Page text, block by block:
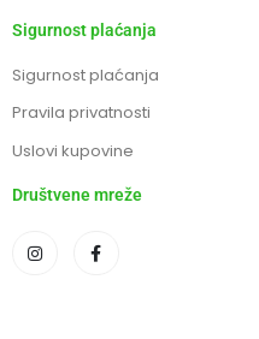
Sigurnost plaćanja
Sigurnost plaćanja
Pravila privatnosti
Uslovi kupovine
Društvene mreže